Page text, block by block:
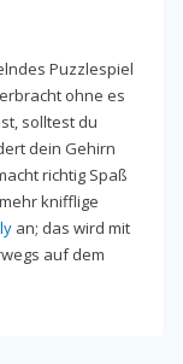
Puzzlespiel
ohne es
solltest du
dein Gehirn
richtig Spaß
knifflige
an; das wird mit
auf dem